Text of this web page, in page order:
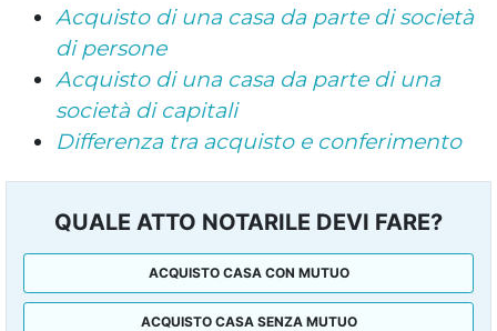
Acquisto di una casa da parte di società
di persone
Acquisto di una casa da parte di una
società di capitali
Differenza tra acquisto e conferimento
QUALE ATTO NOTARILE DEVI FARE?
ACQUISTO CASA CON MUTUO
ACQUISTO CASA SENZA MUTUO